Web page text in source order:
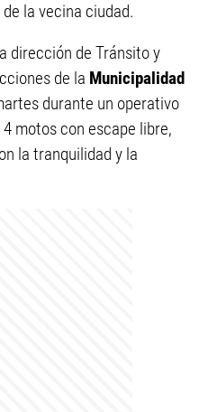
la vecina ciudad.
dirección de Tránsito y
de la Municipalidad
durante un operativo
motos con escape libre,
la tranquilidad y la